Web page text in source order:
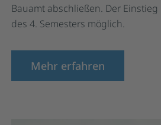
Bauamt abschließen. Der
des 4. Semesters möglich.
Mehr erfahren